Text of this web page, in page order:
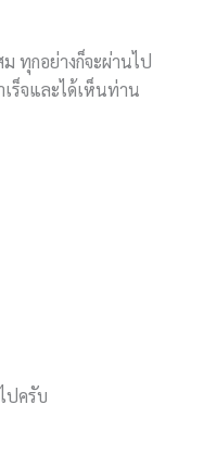
ทุกอย่างก็จะผ่านไป
ร็จและได้เห็นท่าน
ปครับ